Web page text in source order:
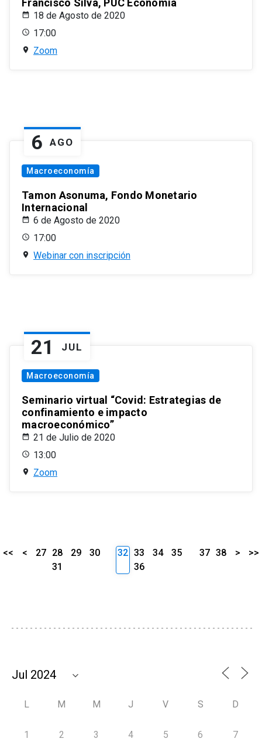
Francisco Silva, PUC Economía
18 de Agosto de 2020
17:00
Zoom
6 AGO
Macroeconomía
Tamon Asonuma, Fondo Monetario
Internacional
6 de Agosto de 2020
17:00
Webinar con inscripción
21 JUL
Macroeconomía
Seminario virtual “Covid: Estrategias de
confinamiento e impacto
macroeconómico”
21 de Julio de 2020
13:00
Zoom
<< < 27 28 29
30
31
32 33 34
35
36
37 38 > >>
L M M J V S D
1 2 3 4 5 6 7